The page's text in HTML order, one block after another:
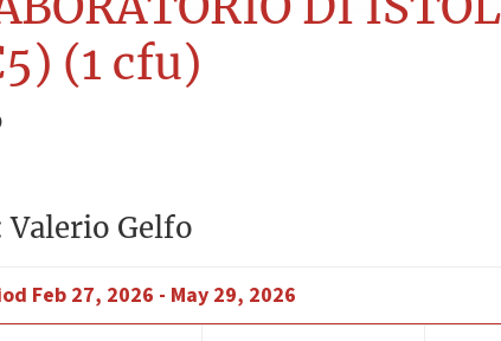
(1 cfu)
Valerio Gelfo
Feb 27, 2026 - May 29, 2026